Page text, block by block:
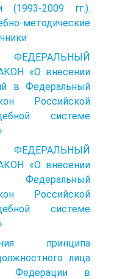
(1993-2009 гг.).
методические
«О внесении
в Федеральный
Российской
системе
«О внесении
Российской
системе
принципа
лица
Федерации в